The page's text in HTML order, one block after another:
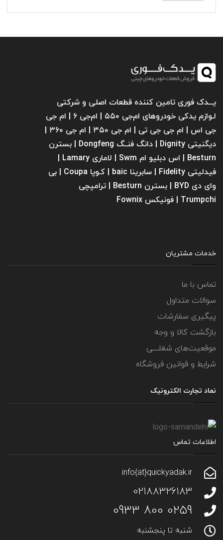
یـــدک فوری تامین کننده قطعات اصلی و شرکتی
لـوازم یدکی خودروهای ام‌جی ۵۵۰ | ام‌جی ۶ | ام جی
جی اس | ام جی جی تی | ام‌ جی ۳۵۰ | ام جی ۳۶۰ |
دیگنیتی Dignity | دانگ فنــگ Dongfeng | بسترن
Besturn | اس دبلیو ام Swm | لاماری Lamary |
فیدلیتی Fidelity | سابرینا ‌baic | کـوپا Coupa | بی
وای دی BYD | بسترن Besturn | ترامپچی
Trumpchi | فونیکس Fownix
خدمات مشتریان
تماس با ما
سوالات متداول
پیگیری سفارشات
بازگشت کالا و وجه
موقعیت‌های شغلــــی
شرایط و قوانین فروشگاه
نماد تجارت الکترونیک
اطلاعات تماس
info{at}quickyadak.ir
02188326183
0259 800 0933
شنبه تا پنجشنبه